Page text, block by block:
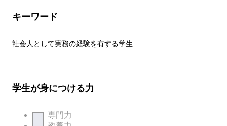
キーワード
社会人として実務の経験を有する学生
学生が身につける力
専門力